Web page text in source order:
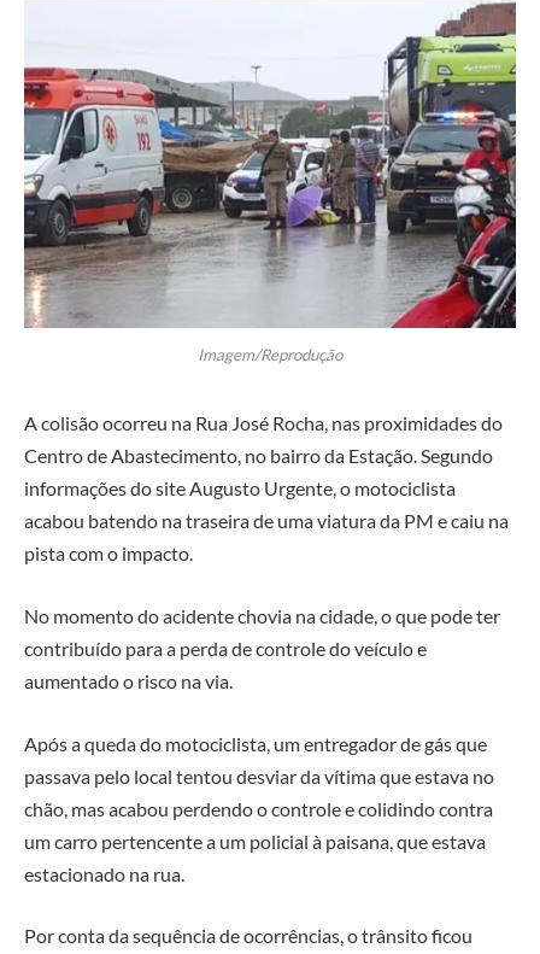
Imagem/Reprodução
A colisão ocorreu na Rua José Rocha, nas proximidades do
Centro de Abastecimento, no bairro da Estação. Segundo
informações do site Augusto Urgente, o motociclista
acabou batendo na traseira de uma viatura da PM e caiu na
pista com o impacto.
No momento do acidente chovia na cidade, o que pode ter
contribuído para a perda de controle do veículo e
aumentado o risco na via.
Após a queda do motociclista, um entregador de gás que
passava pelo local tentou desviar da vítima que estava no
chão, mas acabou perdendo o controle e colidindo contra
um carro pertencente a um policial à paisana, que estava
estacionado na rua.
Por conta da sequência de ocorrências, o trânsito ficou